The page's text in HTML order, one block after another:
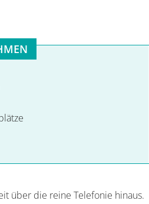
über die reine Telefonie hinaus.